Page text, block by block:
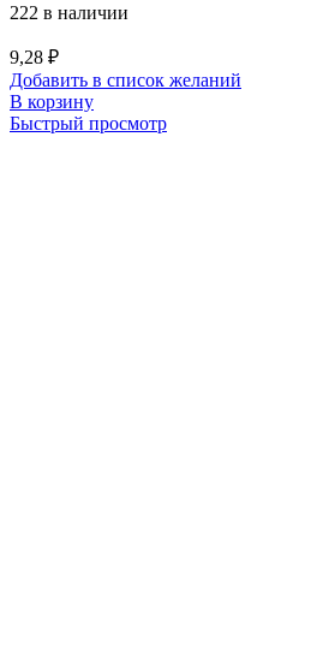
222 в наличии
9,28 ₽
Добавить в список желаний
В корзину
Быстрый просмотр